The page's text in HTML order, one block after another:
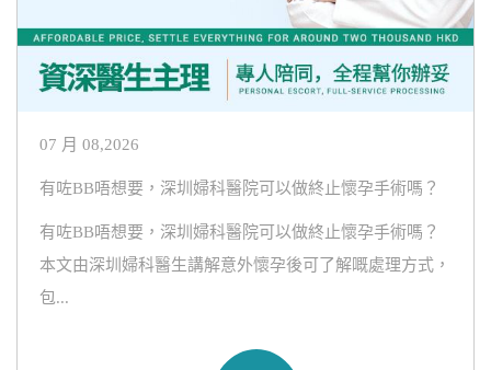
07 月 08,2026
有咗BB唔想要，深圳婦科醫院可以做終止懷孕手術嗎？
有咗BB唔想要，深圳婦科醫院可以做終止懷孕手術嗎？
本文由深圳婦科醫生講解意外懷孕後可了解嘅處理方式，
包...